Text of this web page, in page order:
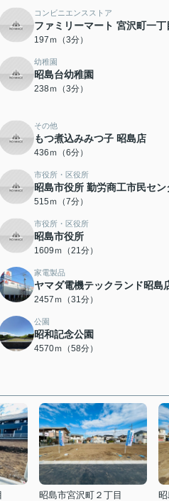
コンビニエンスストア
ファミリーマート 宮沢町一丁
197ｍ（3分）
幼稚園
昭島台幼稚園
238ｍ（3分）
その他
もつ煮込みみつ子 昭島店
436ｍ（6分）
市役所・区役所
昭島市役所 勤労商工市民セン
515ｍ（7分）
市役所・区役所
昭島市役所
1609ｍ（21分）
家電製品
ヤマダ電機テックランド昭島
2457ｍ（31分）
公園
昭和記念公園
4570ｍ（58分）
昭島市宮沢町２丁目